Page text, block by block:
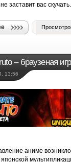
заставит вас скучать.
– браузеная
13:56
аниме